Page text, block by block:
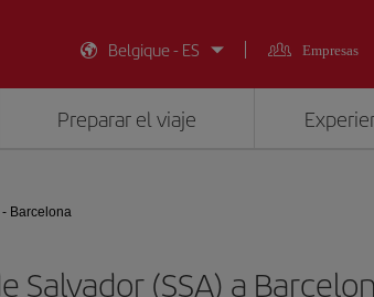
Belgique - ES
Empresas
Preparar el viaje
Barcelona
Salvador (SSA) a